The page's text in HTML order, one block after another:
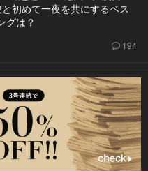
初めて一夜を共にするベス
グは？
194